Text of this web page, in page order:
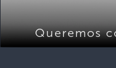
Queremos